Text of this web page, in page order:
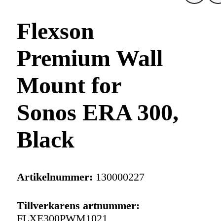
Flexson
Premium Wall
Mount for
Sonos ERA 300,
Black
Artikelnummer: 130000227
Tillverkarens artnummer:
FLXE300PWM1021